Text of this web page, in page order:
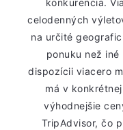
konkurencia.
celodenných
na určité
ponuku než
dispozícii viacero
má v
výhodnejšie
TripAdvisor, čo